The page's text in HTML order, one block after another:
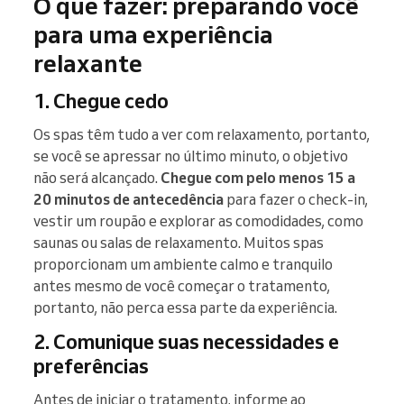
para uma experiência
relaxante
1. Chegue cedo
Os spas têm tudo a ver com relaxamento, portanto,
se você se apressar no último minuto, o objetivo
não será alcançado. Chegue com pelo menos 15 a
20 minutos de antecedência para fazer o check-in,
vestir um roupão e explorar as comodidades, como
saunas ou salas de relaxamento. Muitos spas
proporcionam um ambiente calmo e tranquilo
antes mesmo de você começar o tratamento,
portanto, não perca essa parte da experiência.
2. Comunique suas necessidades e
preferências
Antes de iniciar o tratamento, informe ao